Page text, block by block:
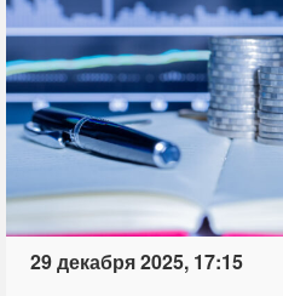
29 декабря 2025, 17:15